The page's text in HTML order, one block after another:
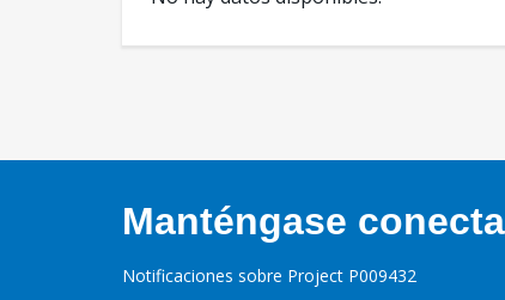
Manténgase
Notificaciones sobre Project P009432